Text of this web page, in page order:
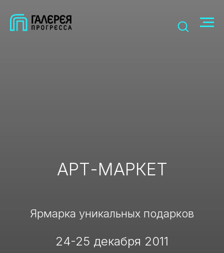
АРТ-МАРКЕТ
Ярмарка уникальных подарков
24-25 декабря 2011